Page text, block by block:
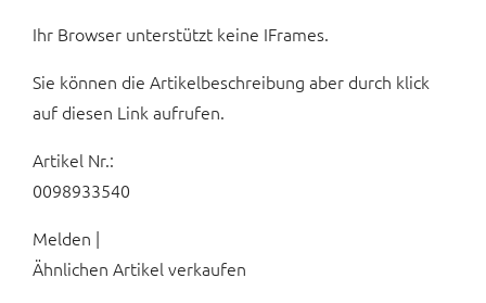
Ihr Browser unterstützt keine IFrames.
Sie können die Artikelbeschreibung aber durch klick
auf diesen Link aufrufen.
Artikel Nr.:
0098933540
Melden |
Ähnlichen Artikel verkaufen